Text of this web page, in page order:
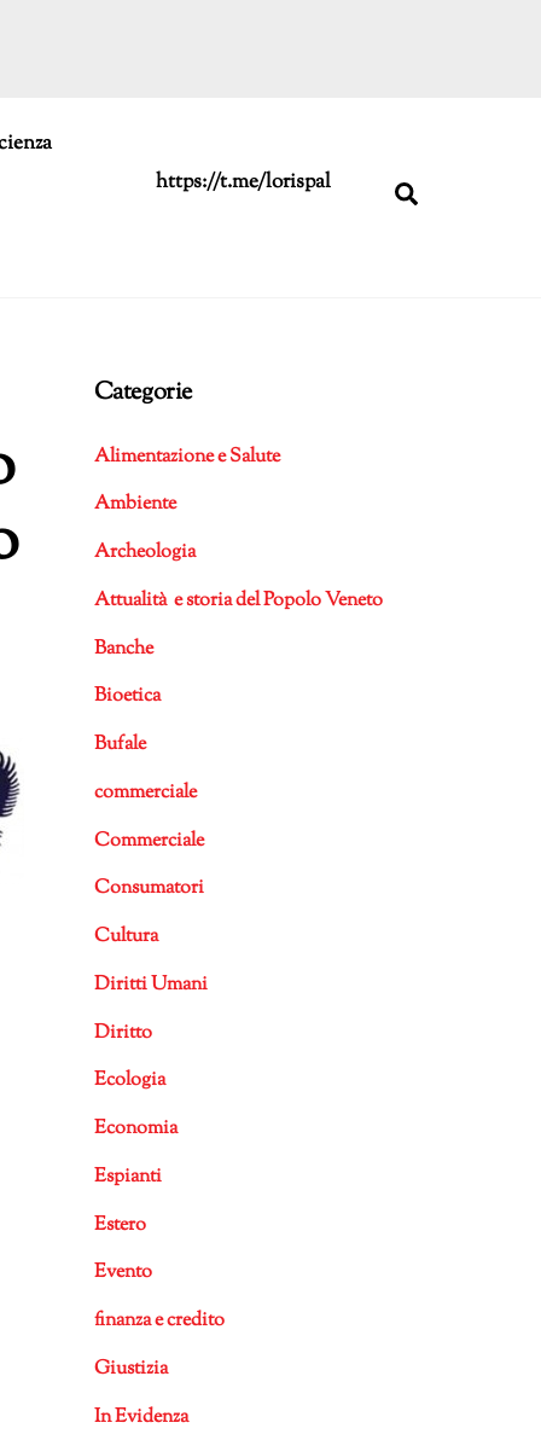
https://t.me/lorispal
Categorie
Alimentazione e Salute
Ambiente
Archeologia
Attualità e storia del Popolo Veneto
Banche
Bioetica
Bufale
commerciale
Commerciale
Consumatori
Cultura
Diritti Umani
Diritto
Ecologia
Economia
Espianti
Estero
Evento
finanza e credito
Giustizia
In Evidenza